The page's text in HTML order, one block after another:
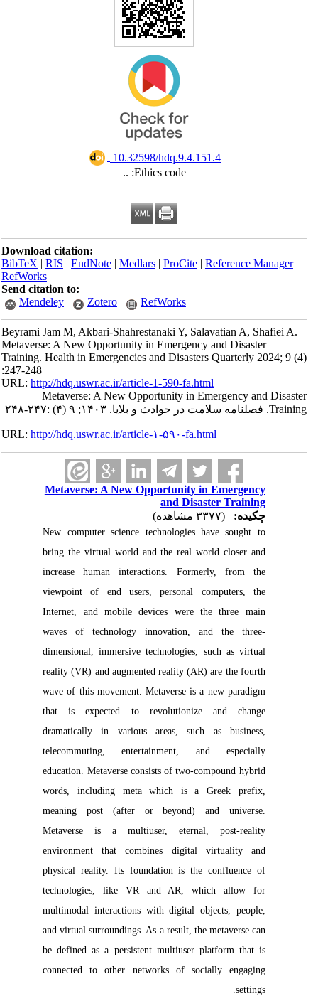
‎ 10.32598/hdq.9.4.151.4
Ethics code: ..
Download citation:
BibTeX|RIS|EndNote|Medlars|ProCite|Reference Manager
RefWorks
Send citation to:
Mendeley
Zotero RefWorks
Beyrami Jam M, Akbari-Shahrestanaki Y, Salavatian A, Shafiei A.
Metaverse: A New Opportunity in Emergency and Disaster
Training. Health in Emergencies and Disasters Quarterly 2024; 9 (4)
:247-248
URL:http://hdq.uswr.ac.ir/article-1-590-fa.html
Metaverse: A New Opportunity in Emergency and Disaster
Training. فصلنامه سلامت در حوادث و بلایا. ۱۴۰۳; ۹ (۴) :۲۴۷-۲۴۸
URL:http://hdq.uswr.ac.ir/article-۱-۵۹۰-fa.html
Metaverse: A New Opportunity in Emergency
and Disaster Training
چکیده:
New computer science technologies have sought to
bring the virtual world and the real world closer and
increase human interactions. Formerly, from the
viewpoint of end users, personal computers, the
Internet, and mobile devices were the three main
waves of technology innovation, and the three-
dimensional, immersive technologies, such as virtual
reality (VR) and augmented reality (AR) are the fourth
wave of this movement. Metaverse is a new paradigm
that is expected to revolutionize and change
dramatically in various areas, such as business,
telecommuting, entertainment, and especially
education. Metaverse consists of two-compound hybrid
words, including meta which is a Greek prefix,
meaning post (after or beyond) and universe.
Metaverse is a multiuser, eternal, post-reality
environment that combines digital virtuality and
physical reality. Its foundation is the confluence of
technologies, like VR and AR, which allow for
multimodal interactions with digital objects, people,
and virtual surroundings. As a result, the metaverse can
be defined as a persistent multiuser platform that is
connected to other networks of socially engaging
settings.